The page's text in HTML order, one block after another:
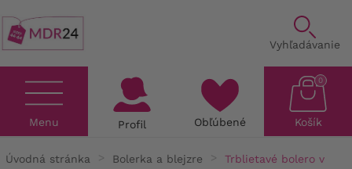
Vyhľadávanie
Menu Profil Obľúbené Košík
0
Úvodná stránka Bolerka a blejzre
Trblietavé bolero v